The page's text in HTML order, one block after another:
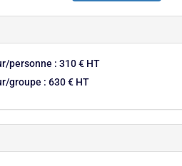
personne : 310 € HT
groupe : 630 € HT